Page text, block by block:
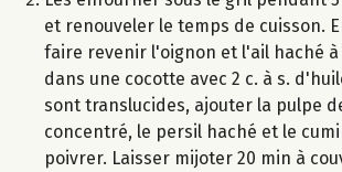
et renouveler le temps de cuisson.
faire revenir l'oignon et l'ail haché à
dans une cocotte avec 2 c. à s.
sont translucides, ajouter la pulpe
concentré, le persil haché et le
poivrer. Laisser mijoter 20 min à